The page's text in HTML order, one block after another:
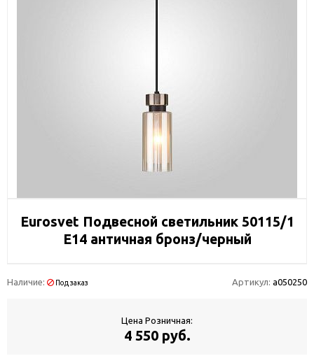
Eurosvet Подвесной светильник 50115/1
E14 античная бронз/черный
Наличие: Под заказ Артикул: a050250
Цена Розничная:
4 550 руб.